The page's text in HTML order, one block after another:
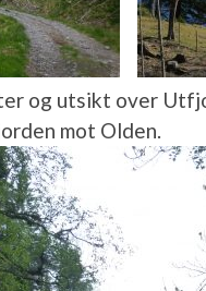
og utsikt over
mot Olden.